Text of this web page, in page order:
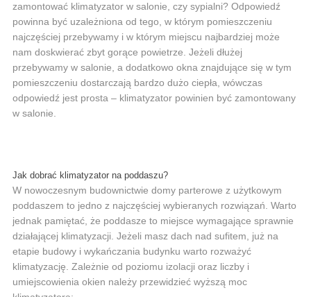
zamontować klimatyzator w salonie, czy sypialni? Odpowiedź
powinna być uzależniona od tego, w którym pomieszczeniu
najczęściej przebywamy i w którym miejscu najbardziej może
nam doskwierać zbyt gorące powietrze. Jeżeli dłużej
przebywamy w salonie, a dodatkowo okna znajdujące się w tym
pomieszczeniu dostarczają bardzo dużo ciepła, wówczas
odpowiedź jest prosta – klimatyzator powinien być zamontowany
w salonie.
Jak dobrać klimatyzator na poddaszu?
W nowoczesnym budownictwie domy parterowe z użytkowym
poddaszem to jedno z najczęściej wybieranych rozwiązań. Warto
jednak pamiętać, że poddasze to miejsce wymagające sprawnie
działającej klimatyzacji. Jeżeli masz dach nad sufitem, już na
etapie budowy i wykańczania budynku warto rozważyć
klimatyzację. Zależnie od poziomu izolacji oraz liczby i
umiejscowienia okien należy przewidzieć wyższą moc